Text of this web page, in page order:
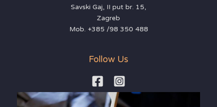
Savski Gaj, II put br. 15,
Zagreb
Mob. +385 /98 350 488
Follow Us